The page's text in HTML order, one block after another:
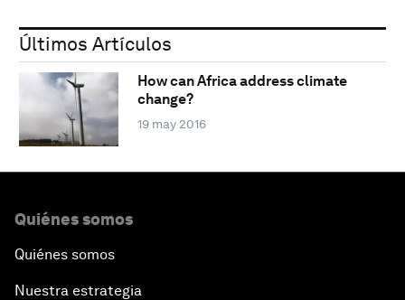
Últimos Artículos
How can Africa address climate
change?
19 may 2016
Quiénes somos
Quiénes somos
Nuestra estrategia